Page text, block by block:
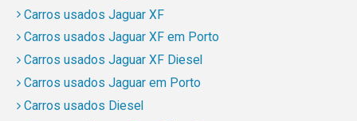
Carros usados Jaguar XF
Carros usados Jaguar XF em Porto
Carros usados Jaguar XF Diesel
Carros usados Jaguar em Porto
Carros usados Diesel